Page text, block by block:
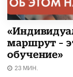
маршрут –
обучение»
23 МИН.